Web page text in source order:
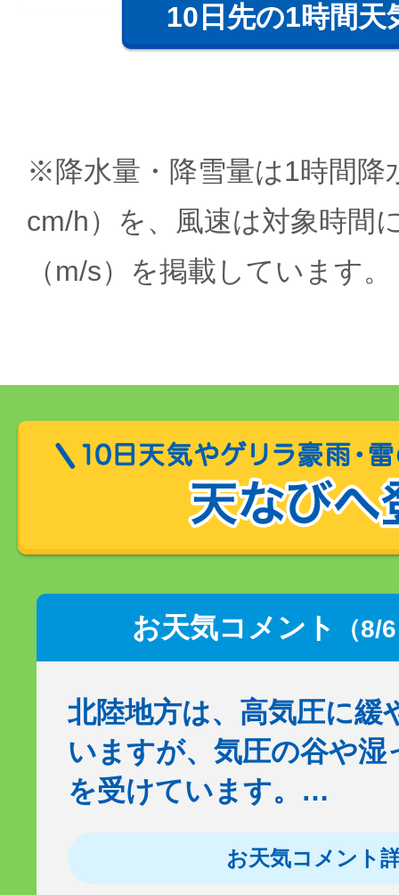
10日先の1時間天
※降水量・降雪量は1時間降
cm/h）を、風速は対象時間
（m/s）を掲載しています。
お天気コメント （8/
北陸地方は、高気圧に緩
いますが、気圧の谷や湿
を受けています。…
お天気コメント